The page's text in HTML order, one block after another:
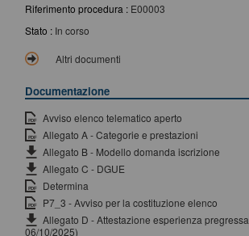
Riferimento procedura : E00003
Stato : In corso
Altri documenti
Documentazione
Avviso elenco telematico aperto
Allegato A - Categorie e prestazioni
Allegato B - Modello domanda iscrizione
Allegato C - DGUE
Determina
P7_3 - Avviso per la costituzione elenco
Allegato D - Attestazione esperienza pregressa
06/10/2025)